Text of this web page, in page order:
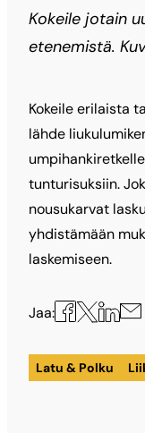
Kokeile jotain
etenemistä.
Kokeile erilaista
lähde
tunturisuksiin.
nousukarvat
yhdistämään
laskemiseen.
Jaa: Jaa
Jaa
X:ssä
JaaJaa
Latu & Polku